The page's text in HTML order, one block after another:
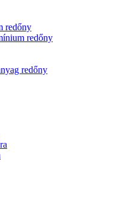
redőny
redőny
redőny